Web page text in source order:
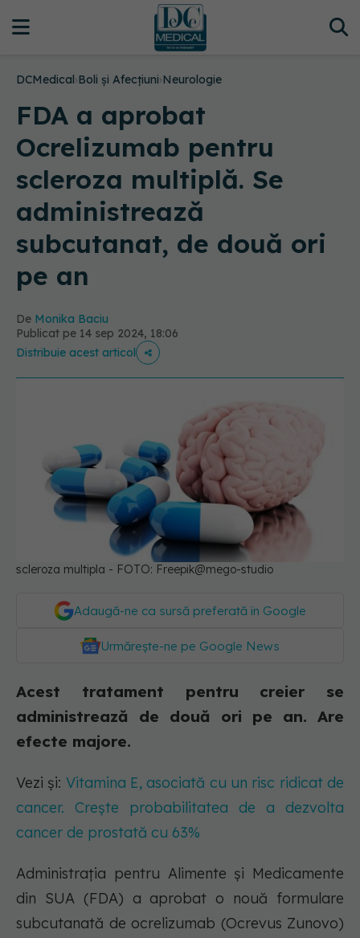
DCMedical›Boli și Afecțiuni›Neurologie
FDA a aprobat
Ocrelizumab pentru
scleroza multiplă. Se
administrează
subcutanat, de două ori
pe an
De Monika Baciu
Publicat pe 14 sep 2024, 18:06
Distribuie acest articol
scleroza multipla - FOTO: Freepik@mego-studio
Adaugă-ne ca sursă preferată în Google
Urmărește-ne pe Google News
Acest tratament pentru creier se
administrează de două ori pe an. Are
efecte majore.
Vezi și: Vitamina E, asociată cu un risc ridicat de
cancer. Crește probabilitatea de a dezvolta
cancer de prostată cu 63%
Administrația pentru Alimente și Medicamente
din SUA (FDA) a aprobat o nouă formulare
subcutanată de ocrelizumab (Ocrevus Zunovo)